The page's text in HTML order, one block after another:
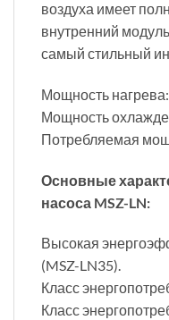
воздуха имеет
внутренний
самый стильный
Мощность
Мощность
Потребляемая
Основные
насоса MSZ-LN:
Высокая
(MSZ-LN35).
Класс
Класс